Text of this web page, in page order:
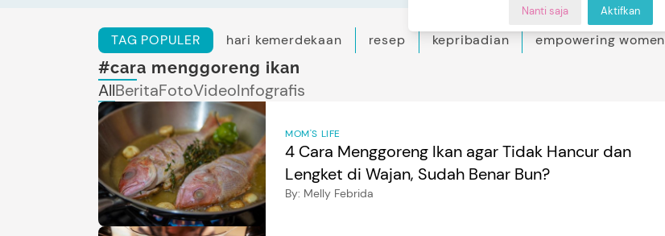
Nanti saja Aktifkan
TAG POPULER hari kemerdekaan resep kepribadian empowering women
#cara menggoreng ikan
AllBeritaFotoVideoInfografis
MOM'S LIFE
4 Cara Menggoreng Ikan agar Tidak Hancur dan
Lengket di Wajan, Sudah Benar Bun?
By: Melly Febrida